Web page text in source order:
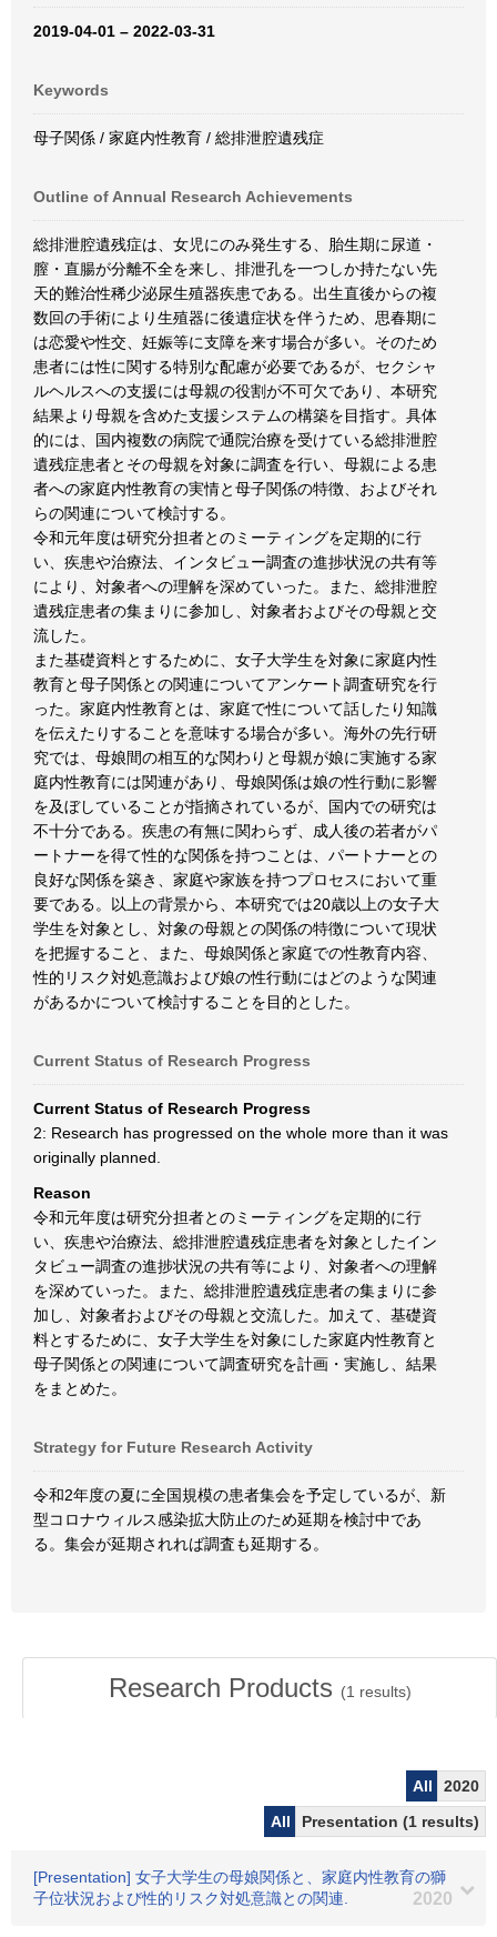
2019-04-01 – 2022-03-31
Keywords
母子関係 / 家庭内性教育 / 総排泄腔遺残症
Outline of Annual Research Achievements
総排泄腔遺残症は、女児にのみ発生する、胎生期に尿道・
膣・直腸が分離不全を来し、排泄孔を一つしか持たない先
天的難治性稀少泌尿生殖器疾患である。出生直後からの複
数回の手術により生殖器に後遺症状を伴うため、思春期に
は恋愛や性交、妊娠等に支障を来す場合が多い。そのため
患者には性に関する特別な配慮が必要であるが、セクシャ
ルヘルスへの支援には母親の役割が不可欠であり、本研究
結果より母親を含めた支援システムの構築を目指す。具体
的には、国内複数の病院で通院治療を受けている総排泄腔
遺残症患者とその母親を対象に調査を行い、母親による患
者への家庭内性教育の実情と母子関係の特徴、およびそれ
らの関連について検討する。
令和元年度は研究分担者とのミーティングを定期的に行
い、疾患や治療法、インタビュー調査の進捗状況の共有等
により、対象者への理解を深めていった。また、総排泄腔
遺残症患者の集まりに参加し、対象者およびその母親と交
流した。
また基礎資料とするために、女子大学生を対象に家庭内性
教育と母子関係との関連についてアンケート調査研究を行
った。家庭内性教育とは、家庭で性について話したり知識
を伝えたりすることを意味する場合が多い。海外の先行研
究では、母娘間の相互的な関わりと母親が娘に実施する家
庭内性教育には関連があり、母娘関係は娘の性行動に影響
を及ぼしていることが指摘されているが、国内での研究は
不十分である。疾患の有無に関わらず、成人後の若者がパ
ートナーを得て性的な関係を持つことは、パートナーとの
良好な関係を築き、家庭や家族を持つプロセスにおいて重
要である。以上の背景から、本研究では20歳以上の女子大
学生を対象とし、対象の母親との関係の特徴について現状
を把握すること、また、母娘関係と家庭での性教育内容、
性的リスク対処意識および娘の性行動にはどのような関連
があるかについて検討することを目的とした。
Current Status of Research Progress
Current Status of Research Progress
2: Research has progressed on the whole more than it was
originally planned.
Reason
令和元年度は研究分担者とのミーティングを定期的に行
い、疾患や治療法、総排泄腔遺残症患者を対象としたイン
タビュー調査の進捗状況の共有等により、対象者への理解
を深めていった。また、総排泄腔遺残症患者の集まりに参
加し、対象者およびその母親と交流した。加えて、基礎資
料とするために、女子大学生を対象にした家庭内性教育と
母子関係との関連について調査研究を計画・実施し、結果
をまとめた。
Strategy for Future Research Activity
令和2年度の夏に全国規模の患者集会を予定しているが、新
型コロナウィルス感染拡大防止のため延期を検討中であ
る。集会が延期されれば調査も延期する。
Research Products (1 results)
All
2020
All
Presentation (1 results)
[Presentation] 女子大学生の母娘関係と、家庭内性教育の獅
子位状況および性的リスク対処意識との関連.
2020